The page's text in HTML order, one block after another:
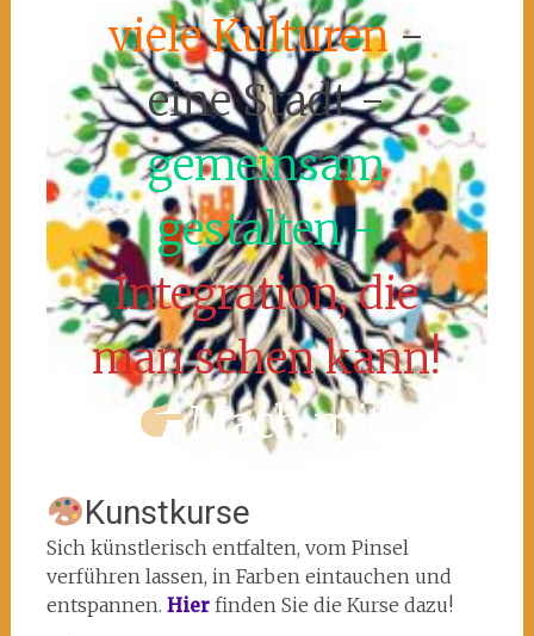
viele Kulturen-
eine Stadt -
gemeinsam
gestalten -
Integration, die
man sehen kann!
Mach mit!
Kunstkurse
Sich künstlerisch entfalten, vom Pinsel
verführen lassen, in Farben eintauchen und
entspannen. Hier finden Sie die Kurse dazu!